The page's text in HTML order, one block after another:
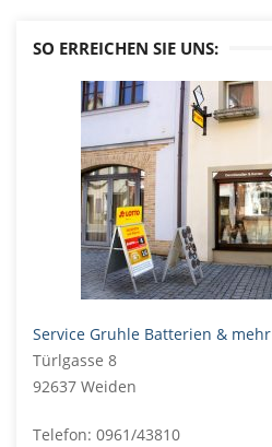
SO ERREICHEN SIE UNS:
Service Gruhle Batterien & mehr
Türlgasse 8
92637 Weiden
Telefon: 0961/43810